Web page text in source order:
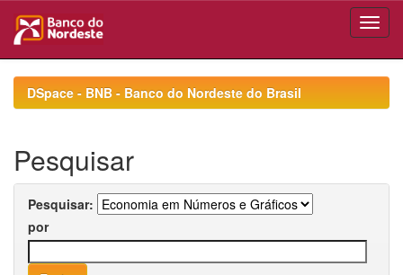
navigationDSpace - BNB - Banco do Nordeste do Brasil
Pesquisar
Pesquisar:
por